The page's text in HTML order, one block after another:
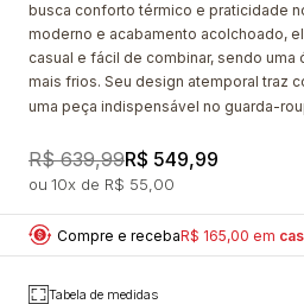
busca conforto térmico e praticidade
moderno e acabamento acolchoado,
casual e fácil de combinar, sendo uma
mais frios. Seu design atemporal traz
uma peça indispensável no guarda-
R$ 639,99R$ 549,99
10x R$ 55,00
Compre e recebaR$ 165,00 em
Tabela de medidas